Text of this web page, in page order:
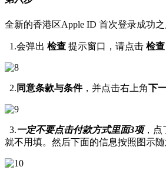
全新的香港区Apple ID 首次登录成功之
1.会弹出 检查 提示窗口，请点击 检查
2. 同意条款与条件，并点击右上角下
3.一定不要点击付款方式里面3项，点
就不用填。然后下面的信息按照图示随